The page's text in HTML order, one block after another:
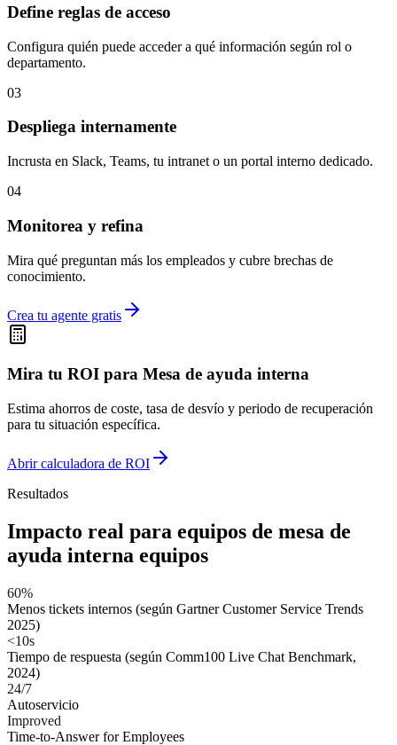
Define reglas de acceso
Configura quién puede acceder a qué información según rol o
departamento.
03
Despliega internamente
Incrusta en Slack, Teams, tu intranet o un portal interno dedicado.
04
Monitorea y refina
Mira qué preguntan más los empleados y cubre brechas de
conocimiento.
Crea tu agente gratis
Mira tu ROI para Mesa de ayuda interna
Estima ahorros de coste, tasa de desvío y periodo de recuperación
para tu situación específica.
Abrir calculadora de ROI
Resultados
Impacto real para equipos de mesa de
ayuda interna equipos
60%
Menos tickets internos (según Gartner Customer Service Trends
2025)
<10s
Tiempo de respuesta (según Comm100 Live Chat Benchmark,
2024)
24/7
Autoservicio
Improved
Time-to-Answer for Employees